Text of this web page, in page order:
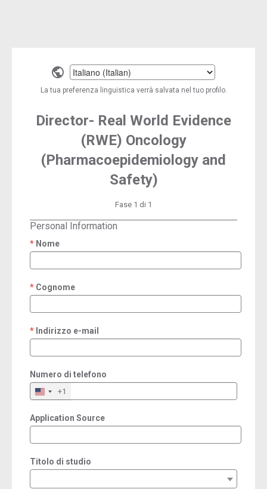
Select
a
language
La tua preferenza linguistica verrà salvata nel tuo profilo.
Director- Real World Evidence
(RWE) Oncology
(Pharmacoepidemiology and
Safety)
Fase 1 di 1
Personal Information
Nome
required
Cognome
required
Indirizzo e-mail
required
Numero di telefono
+1
Application Source
Titolo di studio